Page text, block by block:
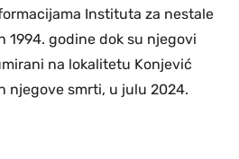
Instituta za nestale
1994. godine dok su njegovi
na lokalitetu Konjević
njegove smrti, u julu 2024.